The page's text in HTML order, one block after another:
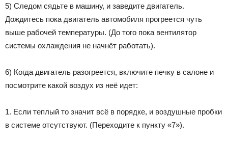
5) Следом сядьте в машину, и заведите двигатель.
Дождитесь пока двигатель автомобиля прогреется чуть
выше рабочей температуры. (До того пока вентилятор
системы охлаждения не начнёт работать).
6) Когда двигатель разогреется, включите печку в салоне и
посмотрите какой воздух из неё идет:
1. Если теплый то значит всё в порядке, и воздушные пробки
в системе отсутствуют. (Переходите к пункту «7»).